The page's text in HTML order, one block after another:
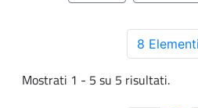
8 Elementi
Mostrati 1 - 5 su 5 risultati.